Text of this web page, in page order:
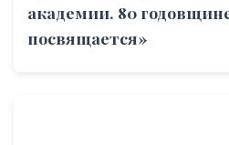
академии. 80
посвящается»